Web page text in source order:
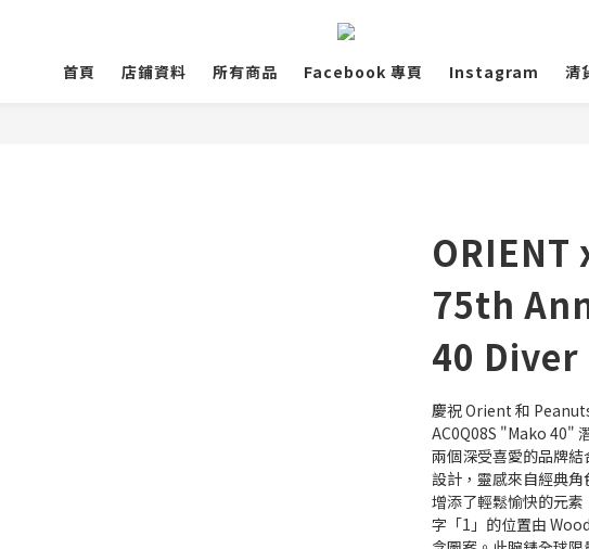
首頁
店鋪資料 所有商品 Facebook 專頁 Instagram 清
ORIENT
75th
40 Diver
慶祝 Orient 和
AC0Q08S "Mako 40"
兩個深受喜愛的品牌
設計，靈感來自經典
增添了輕鬆愉快的元
字「1」的位置由